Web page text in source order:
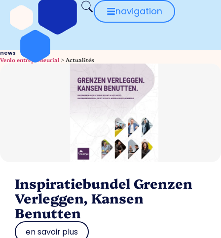
navigation
news
Venlo entrepreneurial>Actualités
Inspiratiebundel Grenzen
Verleggen, Kansen
Benutten
en savoir plus